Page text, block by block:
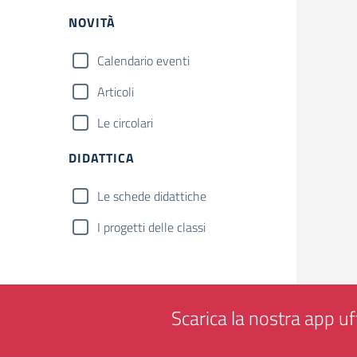
NOVITÀ
Calendario eventi
Articoli
Le circolari
DIDATTICA
Le schede didattiche
I progetti delle classi
Scarica la nostra app